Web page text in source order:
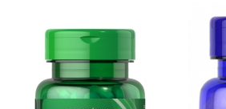
Puritan`s Pride
REDCON1
Revoflex